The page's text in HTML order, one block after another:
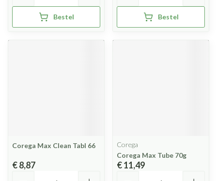
Bestel Bestel
Corega Max Clean Tabl 66
€ 8,87
Corega
Corega Max Tube 70g
€ 11,49